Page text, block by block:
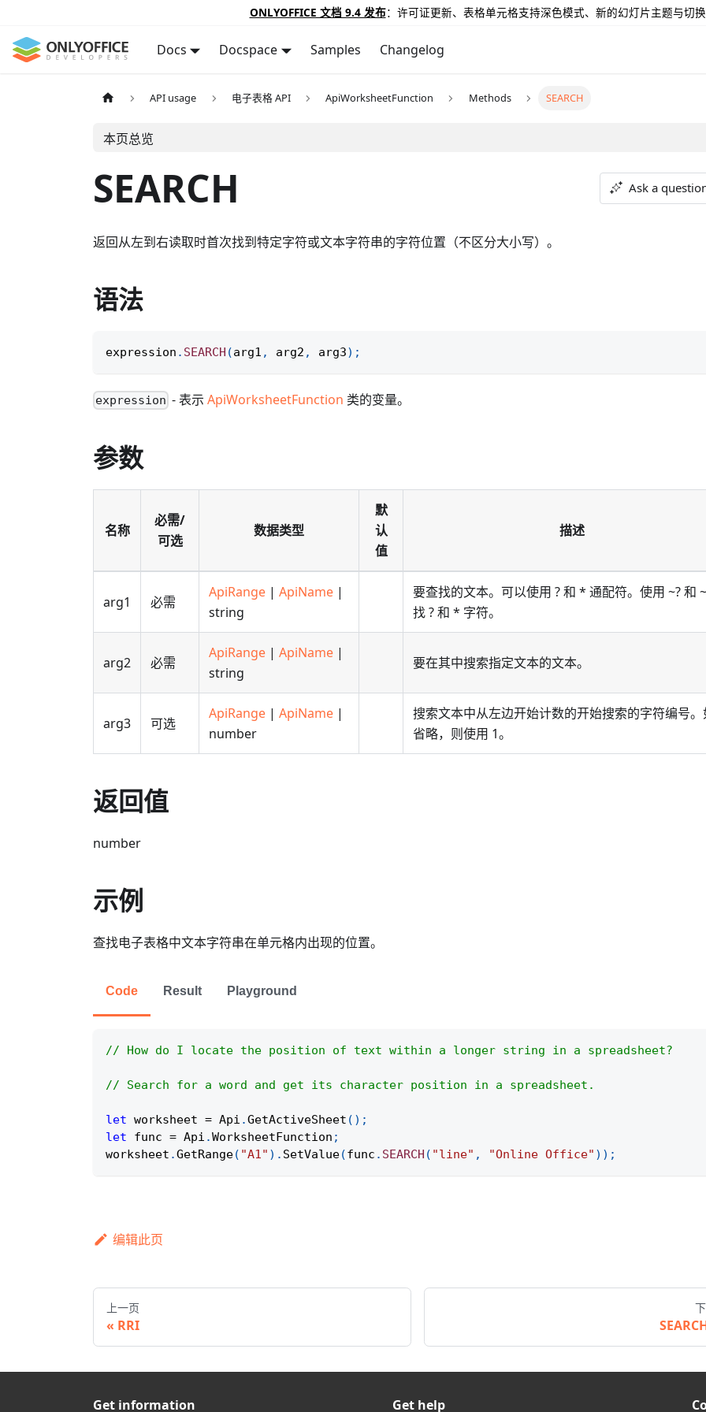
ONLYOFFICE 文档 9.4 发布：许可证更新、表格单元格支持深色模式、新的幻灯片主题与切
Docs Docspace Samples Changelog
API usage 电子表格 API ApiWorksheetFunction Methods SEARCH
本页总览
SEARCH Ask a
返回从左到右读取时首次找到特定字符或文本字符串的字符位置（不区分大小写）。
语法
expression . SEARCH (arg1 , arg2 , arg3) ;
expression - 表示ApiWorksheetFunction 类的变量。
参数
名称
必需/
可选
数据类型
默
认
值
描述
arg1 必需
ApiRange | ApiName |
string
要查找的文本。可以使用 ? 和 * 通配符。使用 ~? 和
找 ? 和 * 字符。
arg2 必需
ApiRange | ApiName |
string
要在其中搜索指定文本的文本。
arg3 可选
ApiRange | ApiName |
number
搜索文本中从左边开始计数的开始搜索的字符编号
省略，则使用 1。
返回值
number
示例
查找电子表格中文本字符串在单元格内出现的位置。
Code Result Playground
// How do I locate the position of text within a longer string in a spreadsheet?
// Search for a word and get its character position in a spreadsheet.
let worksheet = Api .GetActiveSheet ( ) ;
let func = Api .WorksheetFunction ;
worksheet .GetRange( "A1" ) . SetValue(func . SEARCH ( "line" , "Online Office" ) ) ;
编辑此页
上一页
RRI
Get information Get help